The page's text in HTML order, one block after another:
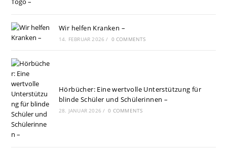
Wir helfen Kranken –
14. FEBRUAR 2026 / 0 COMMENTS
Hörbücher: Eine wertvolle Unterstützung für
blinde Schüler und Schülerinnen –
28. JANUAR 2026 / 0 COMMENTS